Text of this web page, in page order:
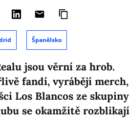
Španělsko
jsou věrní za hrob.
fandí, vyrábějí merch,
Los Blancos ze skupiny
se okamžitě rozblikají